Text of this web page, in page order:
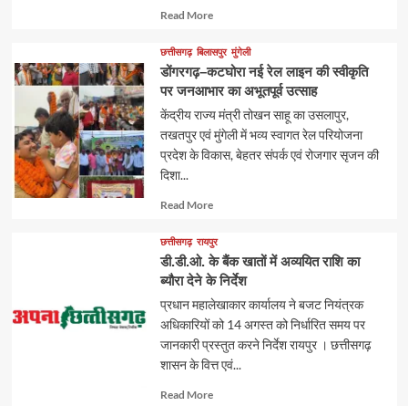
Read MoreRead
about
छत्तीसगढ़ बिलासपुर मुंगेली
डोंगरगढ़–कटघोरा नई रेल लाइन की स्वीकृति
पर जनआभार का अभूतपूर्व उत्साह
केंद्रीय राज्य मंत्री तोखन साहू का उसलापुर,
तखतपुर एवं मुंगेली में भव्य स्वागत रेल परियोजना
प्रदेश के विकास, बेहतर संपर्क एवं रोजगार सृजन की
दिशा...
Read MoreRead
about
छत्तीसगढ़ रायपुर
डी.डी.ओ. के बैंक खातों में अव्ययित राशि का
ब्यौरा देने के निर्देश
प्रधान महालेखाकार कार्यालय ने बजट नियंत्रक
अधिकारियों को 14 अगस्त को निर्धारित समय पर
जानकारी प्रस्तुत करने निर्देश रायपुर । छत्तीसगढ़
शासन के वित्त एवं...
Read MoreRead